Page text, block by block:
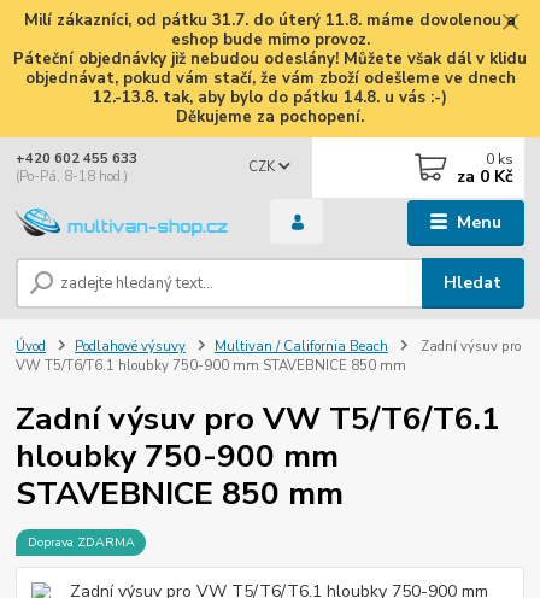
Milí zákazníci, od pátku 31.7. do úterý 11.8. máme dovolenou a
eshop bude mimo provoz.
Páteční objednávky již nebudou odeslány! Můžete však dál v klidu
objednávat, pokud vám stačí, že vám zboží odešleme ve dnech
12.-13.8. tak, aby bylo do pátku 14.8. u vás :-)
Děkujeme za pochopení.
Menu
CZK
Hledat
+420 602 455 633
(Po-Pá, 8-18 hod.)
0 ks
za 0 Kč
Úvod Podlahové výsuvy Multivan / California Beach
Zadní výsuv pro
VW T5/T6/T6.1 hloubky 750-900 mm STAVEBNICE 850 mm
Zadní výsuv pro VW T5/T6/T6.1
hloubky 750-900 mm
STAVEBNICE 850 mm
Doprava ZDARMA